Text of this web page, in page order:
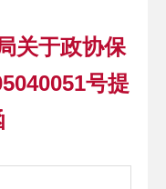
关于政协保
号提